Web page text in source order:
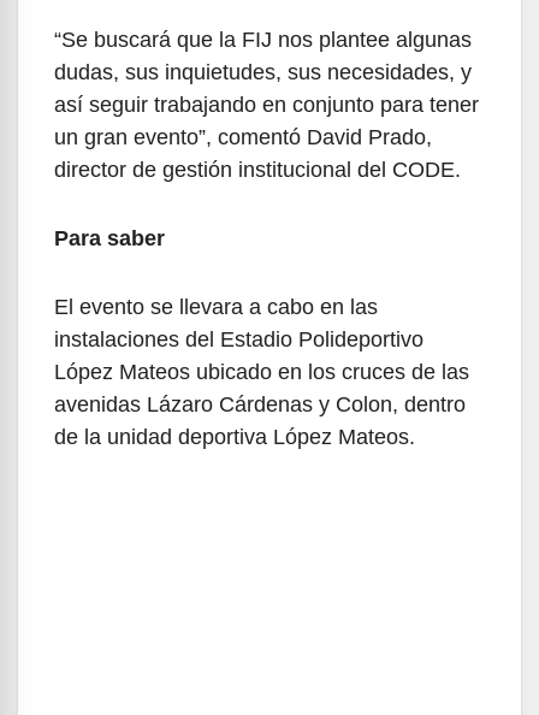
“Se buscará que la FIJ nos plantee algunas
dudas, sus inquietudes, sus necesidades, y
así seguir trabajando en conjunto para tener
un gran evento”, comentó David Prado,
director de gestión institucional del CODE.
Para saber
El evento se llevara a cabo en las
instalaciones del Estadio Polideportivo
López Mateos ubicado en los cruces de las
avenidas Lázaro Cárdenas y Colon, dentro
de la unidad deportiva López Mateos.